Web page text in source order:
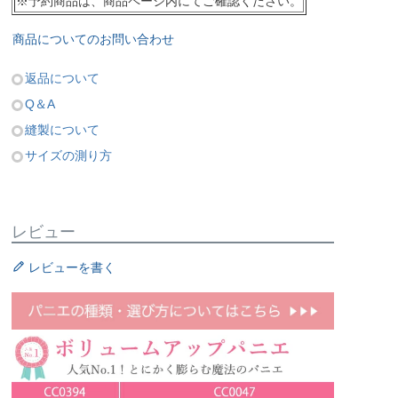
商品についてのお問い合わせ
返品について
Q＆A
縫製について
サイズの測り方
レビュー
レビューを書く